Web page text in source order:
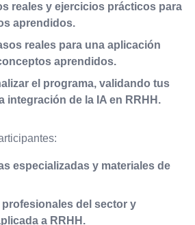
reales y ejercicios prácticos para
aprendidos.
reales para una aplicación
aprendidos.
el programa, validando tus
integración de la IA en RRHH.
especializadas y materiales de
del sector y
a RRHH.